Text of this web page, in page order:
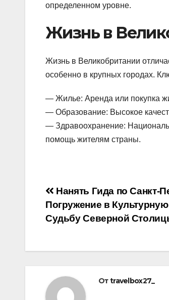
определенном уровне.
Жизнь в
Жизнь в Великобритании
особенно в крупных городах.
— Жилье: Аренда или покупка
— Образование: Высокое
— Здравоохранение:
помощь жителям страны.
Навигация
по
Нанять Гида по Санкт-
Погружение в
Судьбу Северной
Отtravelbox27_